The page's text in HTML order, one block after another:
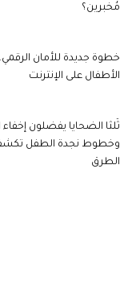
مُخبرين؟
خطوة جديدة للأمان
الأطفال على الإنترنت
ثُلثا الضحايا يفضلون إخفاء
وخطوط نجدة الطفل تكشف
الطرق